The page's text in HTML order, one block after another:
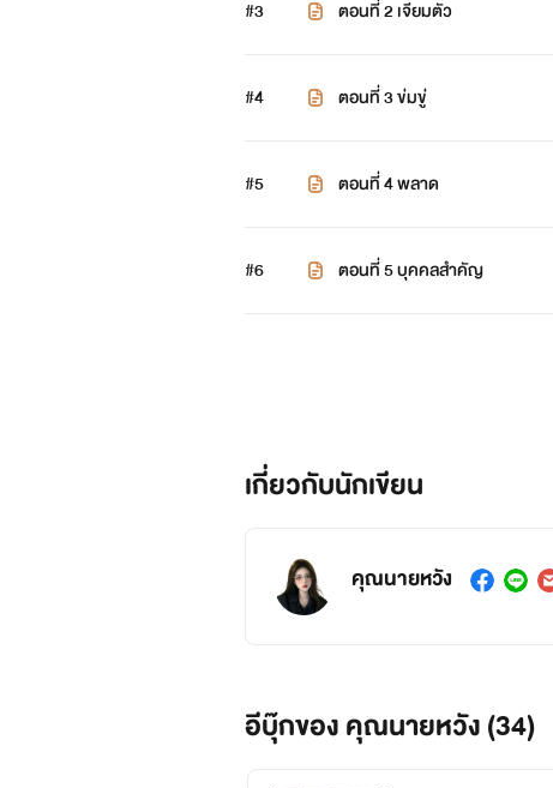
#3 ตอนที่ 2 เจียมตัว
#4 ตอนที่ 3 ข่มขู่
#5 ตอนที่ 4 พลาด
#6 ตอนที่ 5 บุคคลสำคัญ
เกี่ยวกับนักเขียน
คุณนายหวัง
อีบุ๊กของ คุณนายหวัง (34)